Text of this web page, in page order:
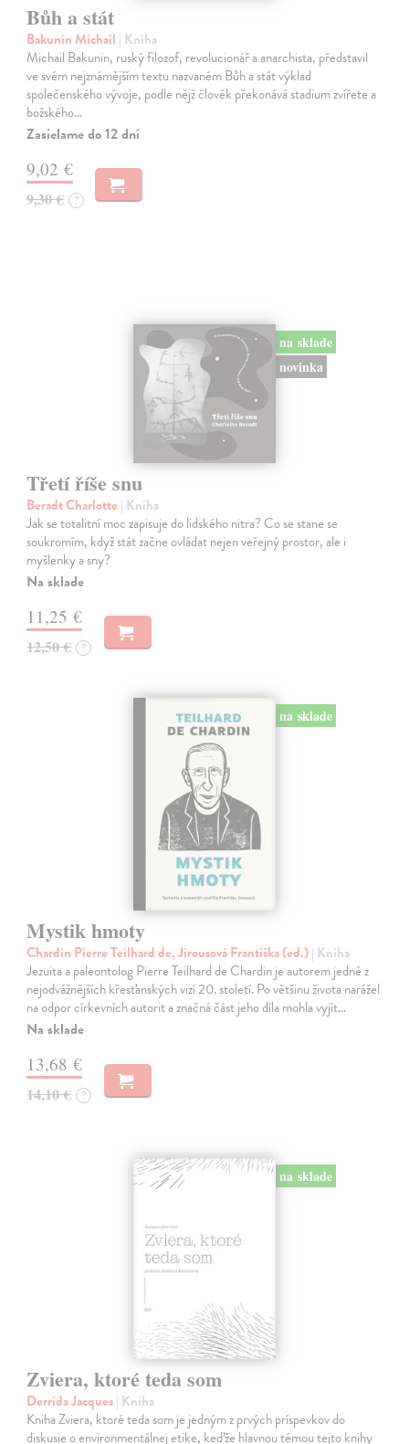
Bůh a stát
Bakunin Michail | Kniha
Michail Bakunin, ruský filozof, revolucionář a anarchista, představil
ve svém nejznámějším textu nazvaném Bůh a stát výklad
společenského vývoje, podle nějž člověk překonává stadium zvířete a
božského…
Zasielame do 12 dní
9,02 €
9,30 € ?
na sklade
novinka
Třetí říše snu
Beradt Charlotte | Kniha
Jak se totalitní moc zapisuje do lidského nitra? Co se stane se
soukromím, když stát začne ovládat nejen veřejný prostor, ale i
myšlenky a sny?
Na sklade
11,25 €
12,50 € ?
na sklade
Mystik hmoty
Chardin Pierre Teilhard de, Jirousová Františka (ed.)| Kniha
Jezuita a paleontolog Pierre Teilhard de Chardin je autorem jedné z
nejodvážnějších křesťanských vizí 20. století. Po většinu života narážel
na odpor církevních autorit a značná část jeho díla mohla vyjít…
Na sklade
13,68 €
14,10 € ?
na sklade
Zviera, ktoré teda som
Derrida Jacques| Kniha
Kniha Zviera, ktoré teda som je jedným z prvých príspevkov do
diskusie o environmentálnej etike, keďže hlavnou témou tejto knihy